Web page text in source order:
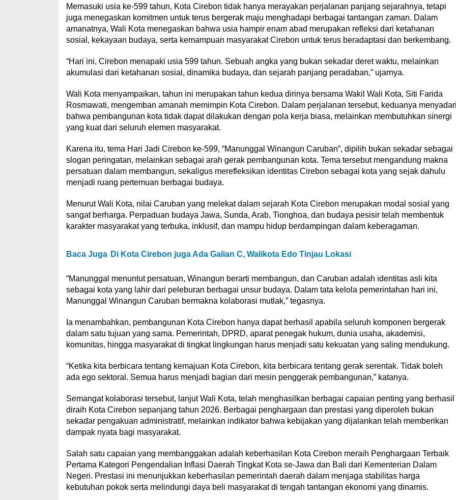
Memasuki usia ke-599 tahun, Kota Cirebon tidak hanya merayakan perjalanan panjang sejarahnya, tetapi
juga menegaskan komitmen untuk terus bergerak maju menghadapi berbagai tantangan zaman. Dalam
amanatnya, Wali Kota menegaskan bahwa usia hampir enam abad merupakan refleksi dari ketahanan
sosial, kekayaan budaya, serta kemampuan masyarakat Cirebon untuk terus beradaptasi dan berkembang.
“Hari ini, Cirebon menapaki usia 599 tahun. Sebuah angka yang bukan sekadar deret waktu, melainkan
akumulasi dari ketahanan sosial, dinamika budaya, dan sejarah panjang peradaban,” ujarnya.
Wali Kota menyampaikan, tahun ini merupakan tahun kedua dirinya bersama Wakil Wali Kota, Siti Farida
Rosmawati, mengemban amanah memimpin Kota Cirebon. Dalam perjalanan tersebut, keduanya
bahwa pembangunan kota tidak dapat dilakukan dengan pola kerja biasa, melainkan membutuhkan sinergi
yang kuat dari seluruh elemen masyarakat.
Karena itu, tema Hari Jadi Cirebon ke-599, “Manunggal Winangun Caruban”, dipilih bukan sekadar sebagai
slogan peringatan, melainkan sebagai arah gerak pembangunan kota. Tema tersebut mengandung makna
persatuan dalam membangun, sekaligus merefleksikan identitas Cirebon sebagai kota yang sejak dahulu
menjadi ruang pertemuan berbagai budaya.
Menurut Wali Kota, nilai Caruban yang melekat dalam sejarah Kota Cirebon merupakan modal sosial yang
sangat berharga. Perpaduan budaya Jawa, Sunda, Arab, Tionghoa, dan budaya pesisir telah membentuk
karakter masyarakat yang terbuka, inklusif, dan mampu hidup berdampingan dalam keberagaman.
Baca Juga Di Kota Cirebon juga Ada Galian C, Walikota Edo Tinjau Lokasi
“Manunggal menuntut persatuan, Winangun berarti membangun, dan Caruban adalah identitas asli kita
sebagai kota yang lahir dari peleburan berbagai unsur budaya. Dalam tata kelola pemerintahan hari ini,
Manunggal Winangun Caruban bermakna kolaborasi mutlak,” tegasnya.
Ia menambahkan, pembangunan Kota Cirebon hanya dapat berhasil apabila seluruh komponen bergerak
dalam satu tujuan yang sama. Pemerintah, DPRD, aparat penegak hukum, dunia usaha, akademisi,
komunitas, hingga masyarakat di tingkat lingkungan harus menjadi satu kekuatan yang saling mendukung.
“Ketika kita berbicara tentang kemajuan Kota Cirebon, kita berbicara tentang gerak serentak. Tidak boleh
ada ego sektoral. Semua harus menjadi bagian dari mesin penggerak pembangunan,” katanya.
Semangat kolaborasi tersebut, lanjut Wali Kota, telah menghasilkan berbagai capaian penting yang berhasil
diraih Kota Cirebon sepanjang tahun 2026. Berbagai penghargaan dan prestasi yang diperoleh bukan
sekadar pengakuan administratif, melainkan indikator bahwa kebijakan yang dijalankan telah memberikan
dampak nyata bagi masyarakat.
Salah satu capaian yang membanggakan adalah keberhasilan Kota Cirebon meraih Penghargaan Terbaik
Pertama Kategori Pengendalian Inflasi Daerah Tingkat Kota se-Jawa dan Bali dari Kementerian Dalam
Negeri. Prestasi ini menunjukkan keberhasilan pemerintah daerah dalam menjaga stabilitas harga
kebutuhan pokok serta melindungi daya beli masyarakat di tengah tantangan ekonomi yang dinamis.